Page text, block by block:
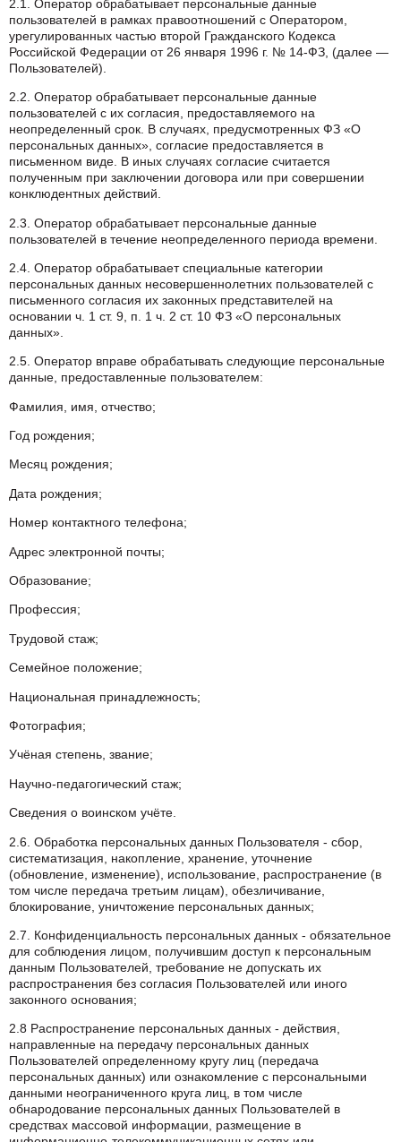
2.1. Оператор обрабатывает персональные данные
пользователей в рамках правоотношений с Оператором,
урегулированных частью второй Гражданского Кодекса
Российской Федерации от 26 января 1996 г. № 14-ФЗ, (далее —
Пользователей).
2.2. Оператор обрабатывает персональные данные
пользователей с их согласия, предоставляемого на
неопределенный срок. В случаях, предусмотренных ФЗ «О
персональных данных», согласие предоставляется в
письменном виде. В иных случаях согласие считается
полученным при заключении договора или при совершении
конклюдентных действий.
2.3. Оператор обрабатывает персональные данные
пользователей в течение неопределенного периода времени.
2.4. Оператор обрабатывает специальные категории
персональных данных несовершеннолетних пользователей с
письменного согласия их законных представителей на
основании ч. 1 ст. 9, п. 1 ч. 2 ст. 10 ФЗ «О персональных
данных».
2.5. Оператор вправе обрабатывать следующие персональные
данные, предоставленные пользователем:
Фамилия, имя, отчество;
Год рождения;
Месяц рождения;
Дата рождения;
Номер контактного телефона;
Адрес электронной почты;
Образование;
Профессия;
Трудовой стаж;
Семейное положение;
Национальная принадлежность;
Фотография;
Учёная степень, звание;
Научно-педагогический стаж;
Сведения о воинском учёте.
2.6. Обработка персональных данных Пользователя - сбор,
систематизация, накопление, хранение, уточнение
(обновление, изменение), использование, распространение (в
том числе передача третьим лицам), обезличивание,
блокирование, уничтожение персональных данных;
2.7. Конфиденциальность персональных данных - обязательное
для соблюдения лицом, получившим доступ к персональным
данным Пользователей, требование не допускать их
распространения без согласия Пользователей или иного
законного основания;
2.8 Распространение персональных данных - действия,
направленные на передачу персональных данных
Пользователей определенному кругу лиц (передача
персональных данных) или ознакомление с персональными
данными неограниченного круга лиц, в том числе
обнародование персональных данных Пользователей в
средствах массовой информации, размещение в